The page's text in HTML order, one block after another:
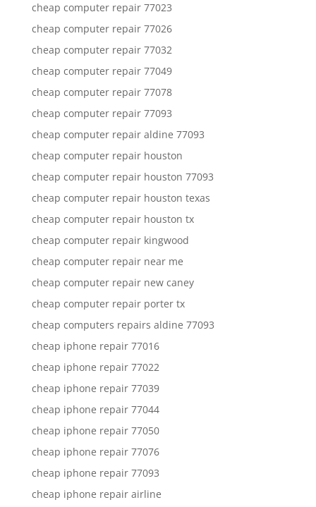
cheap computer repair 77023
cheap computer repair 77026
cheap computer repair 77032
cheap computer repair 77049
cheap computer repair 77078
cheap computer repair 77093
cheap computer repair aldine 77093
cheap computer repair houston
cheap computer repair houston 77093
cheap computer repair houston texas
cheap computer repair houston tx
cheap computer repair kingwood
cheap computer repair near me
cheap computer repair new caney
cheap computer repair porter tx
cheap computers repairs aldine 77093
cheap iphone repair 77016
cheap iphone repair 77022
cheap iphone repair 77039
cheap iphone repair 77044
cheap iphone repair 77050
cheap iphone repair 77076
cheap iphone repair 77093
cheap iphone repair airline